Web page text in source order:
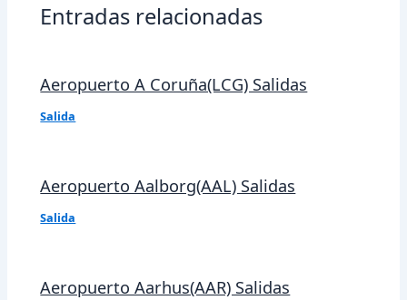
Entradas relacionadas
Aeropuerto A Coruña(LCG) Salidas
Salida
Aeropuerto Aalborg(AAL) Salidas
Salida
Aeropuerto Aarhus(AAR) Salidas